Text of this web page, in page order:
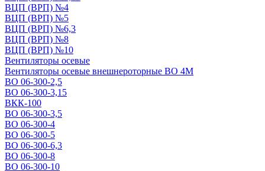
ВЦП (ВРП) №4
ВЦП (ВРП) №5
ВЦП (ВРП) №6,3
ВЦП (ВРП) №8
ВЦП (ВРП) №10
Вентиляторы осевые
Вентиляторы осевые внешнероторные ВО 4М
ВО 06-300-2,5
ВО 06-300-3,15
ВКК-100
ВО 06-300-3,5
ВО 06-300-4
ВО 06-300-5
ВО 06-300-6,3
ВО 06-300-8
ВО 06-300-10